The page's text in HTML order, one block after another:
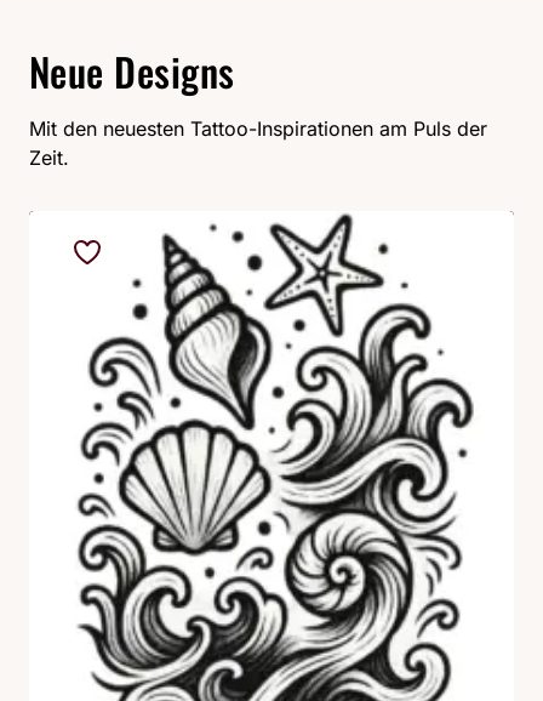
Neue Designs
Mit den neuesten Tattoo-Inspirationen am Puls der
Zeit.